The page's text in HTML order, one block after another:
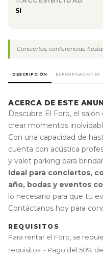
Sí
Conciertos, conferencias,
DESCRIPCIÓN ESPECIFICACIONES
ACERCA DE ESTE
Descubre El Foro, el
crear momentos
Con una capacidad de
cuenta con acústica
y valet parking para
Ideal para conciertos,
año, bodas y eventos
lo necesario para que tu
Contáctanos hoy para
REQUISITOS
Para rentar el Foro, se
requisitos: - Pago del 50%